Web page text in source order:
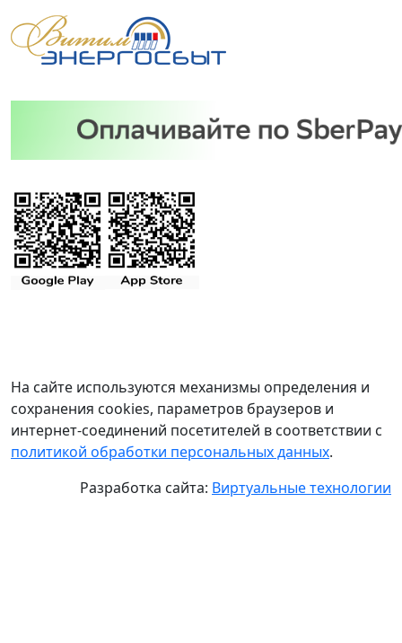
На сайте используются механизмы определения и
сохранения cookies, параметров браузеров и
интернет-соединений посетителей в соответствии с
политикой обработки персональных данных.
Разработка сайта: Виртуальные технологии